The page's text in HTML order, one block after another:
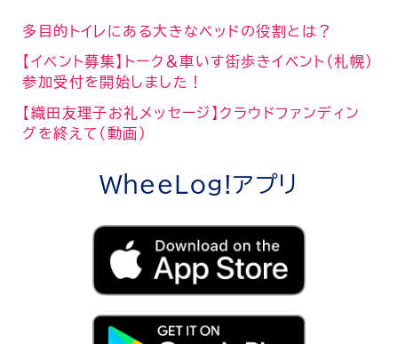
多目的トイレにある大きなベッドの役割とは？
【イベント募集】トーク＆車いす街歩きイベント（札幌）
参加受付を開始しました！
【織田友理子お礼メッセージ】クラウドファンディン
グを終えて（動画）
WheeLog!アプリ